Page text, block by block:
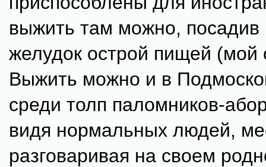
выжить там можно, посадив
желудок острой пищей (мой
Выжить можно и в
среди толп паломников-
видя нормальных людей,
разговаривая на своем